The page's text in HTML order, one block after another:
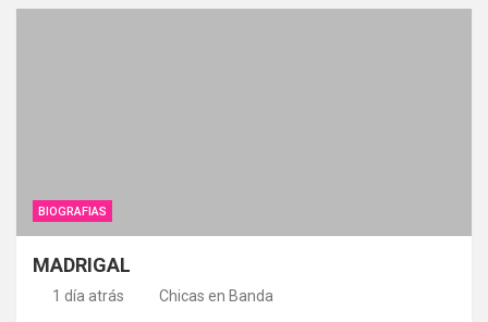
BIOGRAFIAS
MADRIGAL
1 día atrás Chicas en Banda